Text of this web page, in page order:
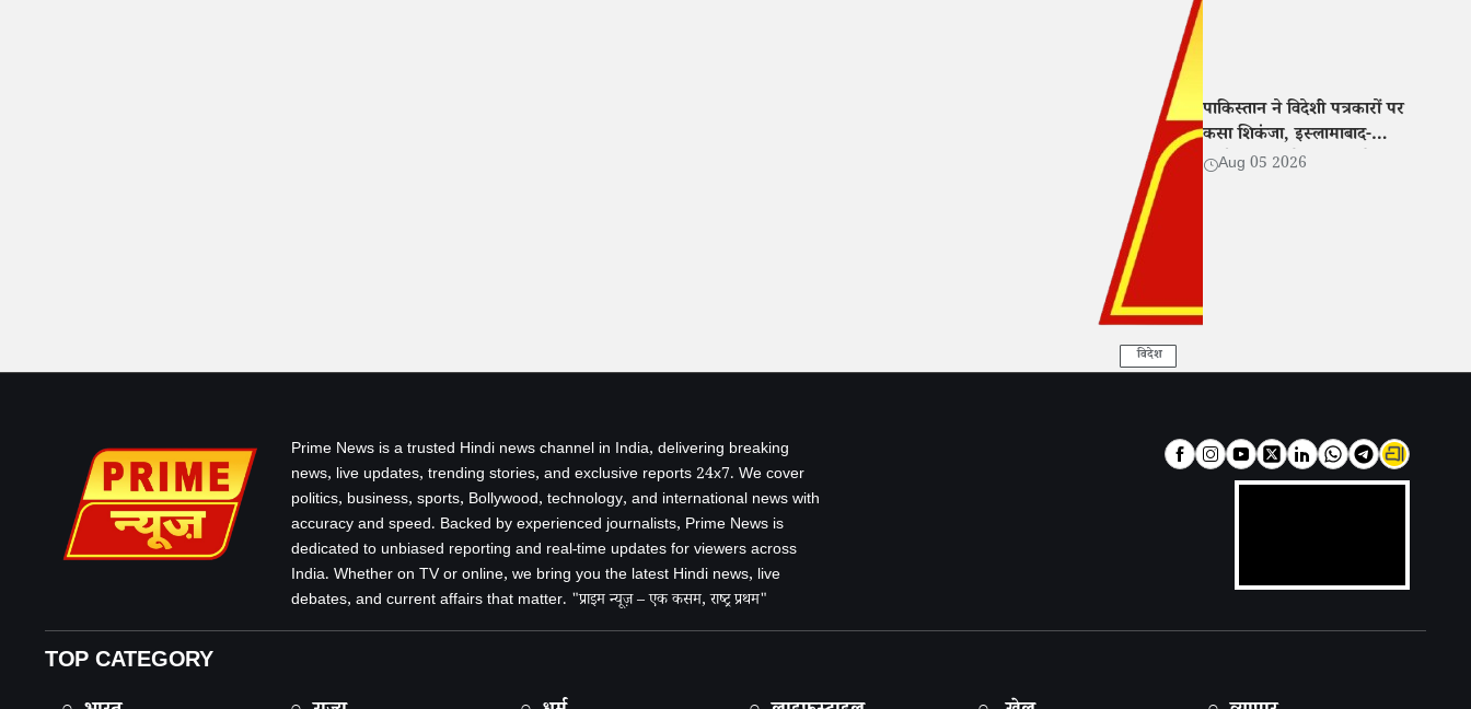
विदेश
पाकिस्तान ने विदेशी पत्रकारों पर
कसा शिकंजा, इस्लामाबाद-
लाहौर-कराची के बाहर रिपोर्टिंग
Aug 05 2026
Prime News is a trusted Hindi news channel in India, delivering breaking
news, live updates, trending stories, and exclusive reports 24x7. We cover
politics, business, sports, Bollywood, technology, and international news with
accuracy and speed. Backed by experienced journalists, Prime News is
dedicated to unbiased reporting and real-time updates for viewers across
India. Whether on TV or online, we bring you the latest Hindi news, live
debates, and current affairs that matter. "प्राइम न्यूज़ – एक कसम, राष्ट्र प्रथम"
TOP CATEGORY